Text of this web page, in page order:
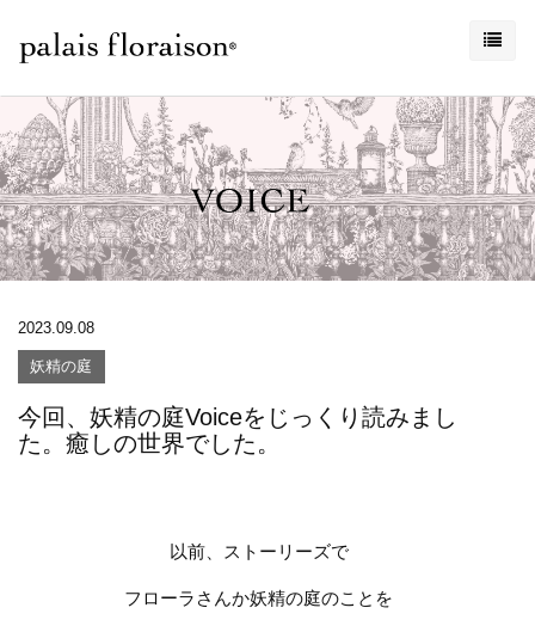
2023.09.08
妖精の庭
今回、妖精の庭Voiceをじっくり読みまし
た。癒しの世界でした。
以前、ストーリーズで
フローラさんか妖精の庭のことを